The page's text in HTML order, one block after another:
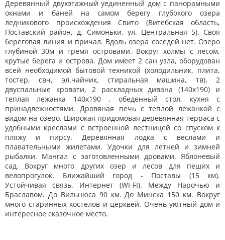
Деревянный двухэтажный уединенный дом с панорамными
окнами и баней на самом берегу глубокого озера
ледникового происхождения Свито (Витебская область,
Поставский район, д. Симоньки, ул. Центральная 5). Своя
береговая линия и причал. Вдоль озера соседей нет. Озеро
глубиной 30м и тремя островами. Вокруг холмы с лесом,
крутые берега и острова. Дом имеет 2 сан узла, оборудован
всей необходимой бытовой техникой (холодильник, плита,
тостер, свч, эл.чайник, стиральная машина, тв), 2
двуспальные кровати, 2 раскладных дивана (140х190) и
теплая лежанка 140х190 , обеденный стол, кухня с
принадлежностями. Дровяная печь с теплой лежанкой с
видом на озеро. Широкая придомовая деревянная терраса с
удобными креслами с встроенной лестницей со спуском к
пляжу и пирсу. Деревянная лодка с веслами и
плавательными жилетами. Удочки для летней и зимней
рыбалки. Мангал с заготовленными дровами. Яблоневый
сад. Вокруг много других озер и лесов для пеших и
велопрогулок. Ближайший город - Поставы (15 км).
Устойчивая связь. Интернет (WI-FI). Между Нарочью и
Браславом. До Вильнюса 90 км. До Минска 150 км. Вокруг
много старинных костелов и церквей. Очень уютный дом и
интересное сказочное место.